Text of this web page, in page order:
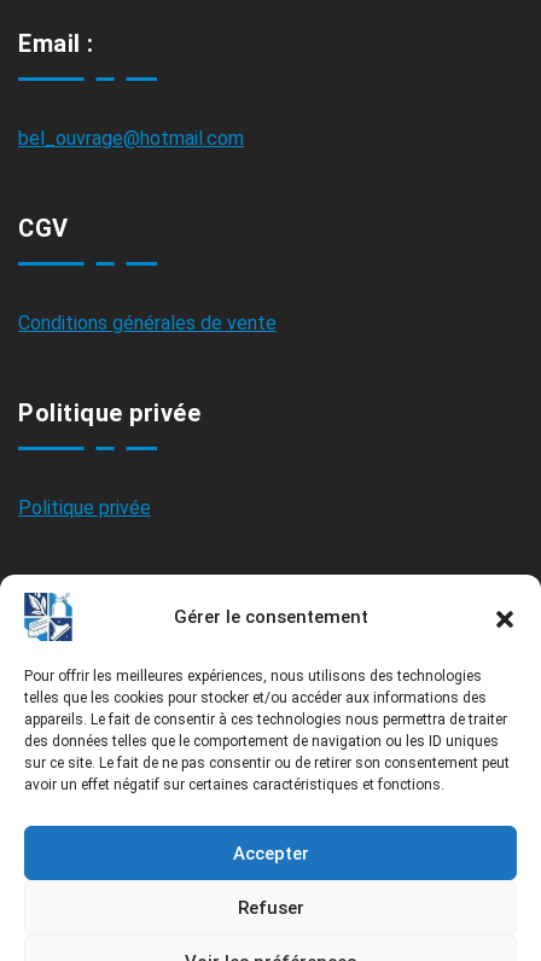
Gérer le consentement
Pour offrir les meilleures expériences, nous utilisons des technologies
telles que les cookies pour stocker et/ou accéder aux informations des
appareils. Le fait de consentir à ces technologies nous permettra de traiter
des données telles que le comportement de navigation ou les ID uniques
sur ce site. Le fait de ne pas consentir ou de retirer son consentement peut
avoir un effet négatif sur certaines caractéristiques et fonctions.
Accepter
Refuser
Email :
bel_ouvrage@hotmail.com
CGV
Conditions générales de vente
Politique privée
Politique privée
Politique des Cookies
Politique des Cookies